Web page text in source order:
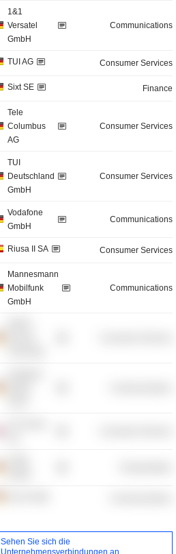
1&1
Versatel
GmbH
Communications
TUI AG Consumer Services
Sixt SE Finance
Tele
Columbus
AG
Consumer Services
TUI
Deutschland
GmbH
Consumer Services
Vodafone
GmbH
Communications
Riusa II SA Consumer Services
Mannesmann
Mobilfunk
GmbH
Communications
Sehen Sie sich die
Unternehmensverbindungen an